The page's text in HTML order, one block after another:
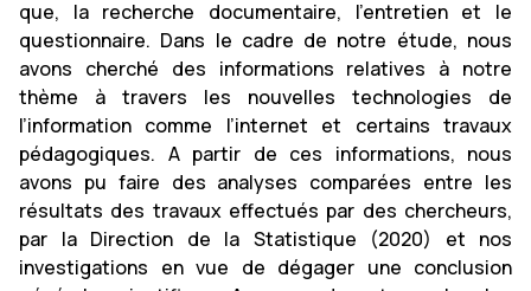
que, la recherche documentaire, l’entretien et le
questionnaire. Dans le cadre de notre étude, nous
avons cherché des informations relatives à notre
thème à travers les nouvelles technologies de
l’information comme l’internet et certains travaux
pédagogiques. A partir de ces informations, nous
avons pu faire des analyses comparées entre les
résultats des travaux effectués par des chercheurs,
par la Direction de la Statistique (2020) et nos
investigations en vue de dégager une conclusion